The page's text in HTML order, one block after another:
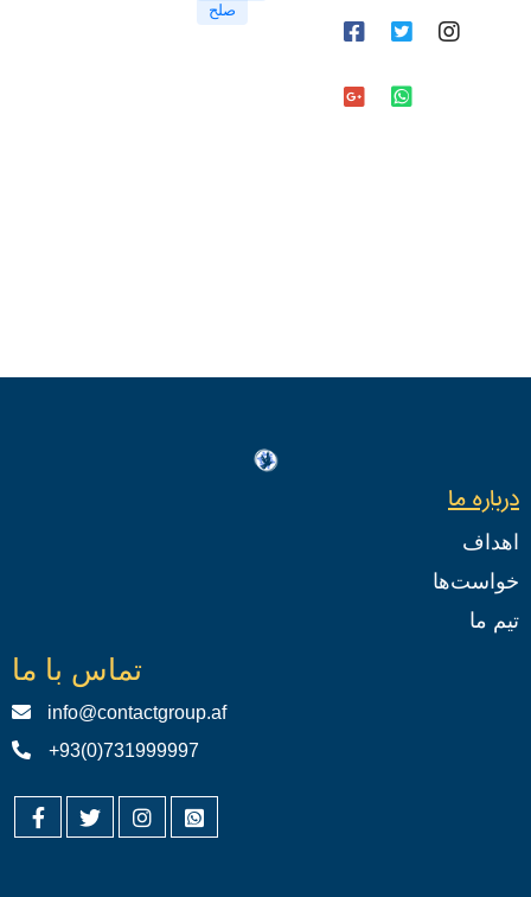
صلح
درباره ما
اهداف
خواست‌ها
تیم ما
تماس با ما
info@contactgroup.af
+93(0)731999997